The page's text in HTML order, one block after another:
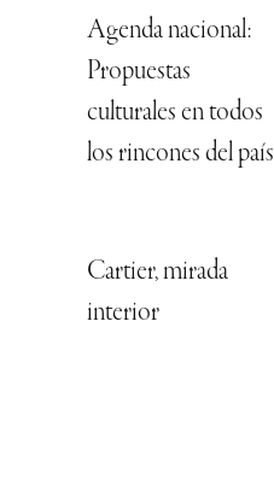
Agenda nacional:
Propuestas
culturales en todos
los rincones del país
Cartier, mirada
interior